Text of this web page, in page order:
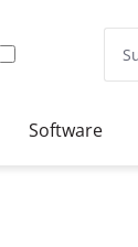
Software